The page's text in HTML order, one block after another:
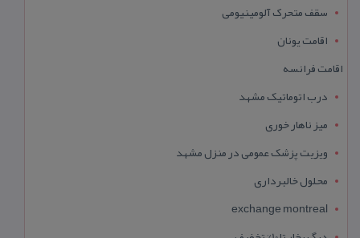
سقف متحرک آلومینیومی
اقامت یونان
اقامت فرانسه
درب اتوماتیک مشهد
میز ناهار خوری
ویزیت پزشک عمومی در منزل مشهد
محلول خالبرداری
exchange montreal